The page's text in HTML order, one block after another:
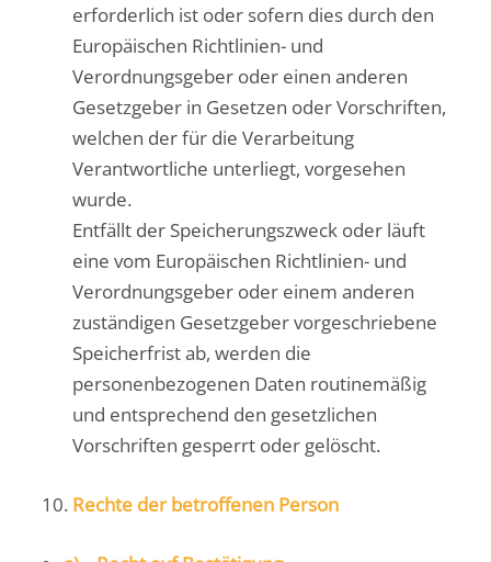
erforderlich ist oder sofern dies durch den
Europäischen Richtlinien- und
Verordnungsgeber oder einen anderen
Gesetzgeber in Gesetzen oder Vorschriften,
welchen der für die Verarbeitung
Verantwortliche unterliegt, vorgesehen
wurde.
Entfällt der Speicherungszweck oder läuft
eine vom Europäischen Richtlinien- und
Verordnungsgeber oder einem anderen
zuständigen Gesetzgeber vorgeschriebene
Speicherfrist ab, werden die
personenbezogenen Daten routinemäßig
und entsprechend den gesetzlichen
Vorschriften gesperrt oder gelöscht.
Rechte der betroffenen Person